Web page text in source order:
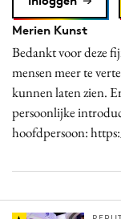
Merien Kunst
Bedankt voor deze
mensen meer te
kunnen laten zien.
persoonlijke
hoofdpersoon: